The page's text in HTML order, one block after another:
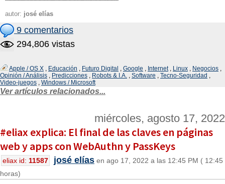
autor: josé elías
9 comentarios
294,806 vistas
Apple / OS X , Educación , Futuro Digital , Google , Internet, Linux , Negocios ,
Opinión / Análisis , Predicciones , Robots & I.A. , Software , Tecno-Seguridad ,
Video-juegos , Windows / Microsoft
Ver artículos relacionados...
miércoles, agosto 17, 2022
#eliax explica: El final de las claves en páginas
web y apps con WebAuthn y PassKeys
eliax id: 11587 josé elías en ago 17, 2022 a las 12:45 PM ( 12:45
horas)